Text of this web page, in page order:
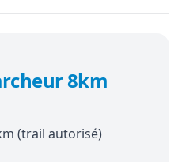
8km
(trail autorisé)